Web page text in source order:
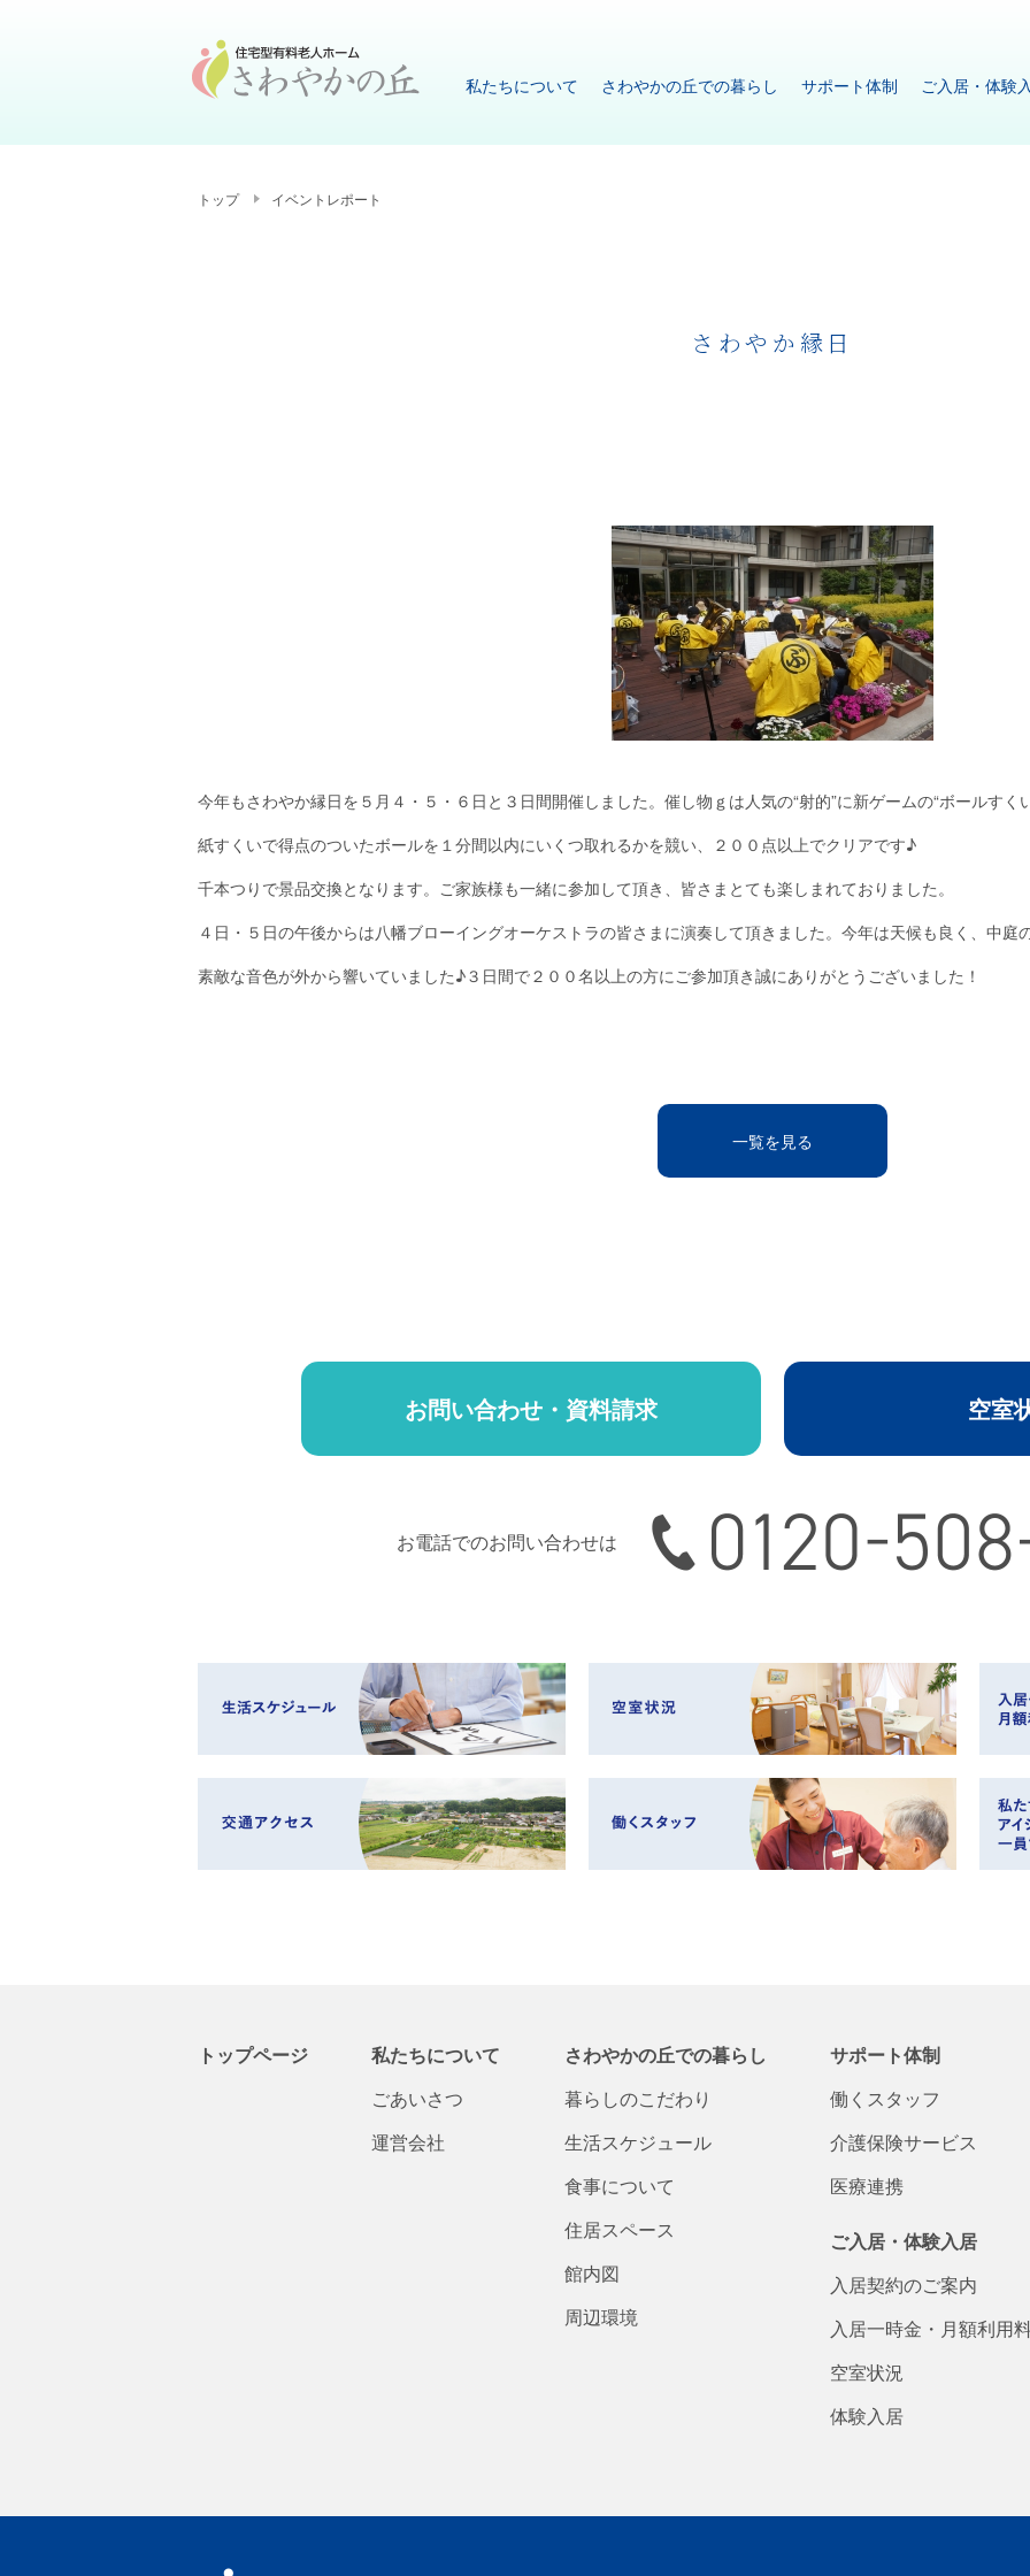
私たちについて さわやかの丘での暮らし サポート体制 ご入居・体験
トップ イベントレポート
さわやか縁日
今年もさわやか縁日を５月４・５・６日と３日間開催しました。催し物ｇは人気の“射的”に新ゲームの“ボールすく
紙すくいで得点のついたボールを１分間以内にいくつ取れるかを競い、２００点以上でクリアです♪
千本つりで景品交換となります。ご家族様も一緒に参加して頂き、皆さまとても楽しまれておりました。
４日・５日の午後からは八幡ブローイングオーケストラの皆さまに演奏して頂きました。今年は天候も良く、中庭
素敵な音色が外から響いていました♪３日間で２００名以上の方にご参加頂き誠にありがとうございました！
一覧を見る
お問い合わせ・資料請求 空室
お電話でのお問い合わせは 0120-508-165
トップページ
私たちについて
ごあいさつ
運営会社
さわやかの丘での暮らし
暮らしのこだわり
生活スケジュール
食事について
住居スペース
館内図
周辺環境
サポート体制
働くスタッフ
介護保険サービス
医療連携
ご入居・体験入居
入居契約のご案内
入居一時金・ 月額利用
空室状況
体験入居